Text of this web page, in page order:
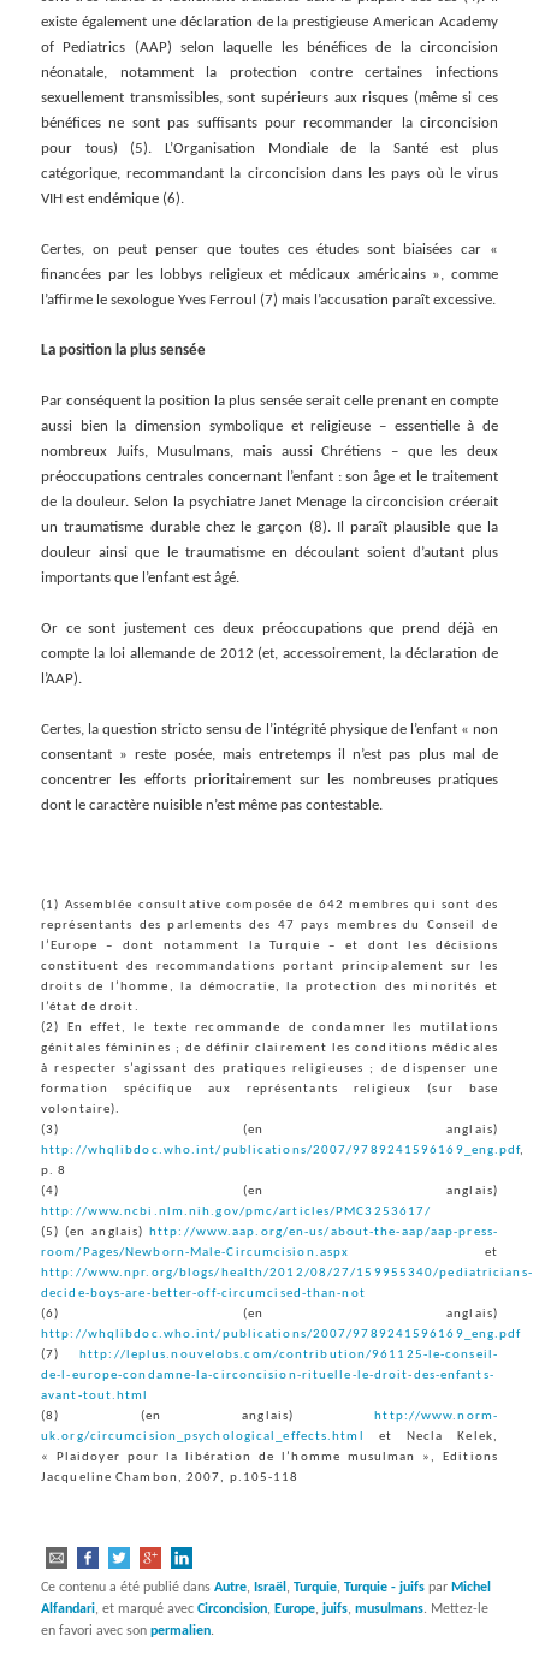
existe également une déclaration de la prestigieuse American Academy
of Pediatrics (AAP) selon laquelle les bénéfices de la circoncision
néonatale, notamment la protection contre certaines infections
sexuellement transmissibles, sont supérieurs aux risques (même si ces
bénéfices ne sont pas suffisants pour recommander la circoncision
pour tous) (5). L’Organisation Mondiale de la Santé est plus
catégorique, recommandant la circoncision dans les pays où le virus
VIH est endémique (6).
Certes, on peut penser que toutes ces études sont biaisées car «
financées par les lobbys religieux et médicaux américains », comme
l’affirme le sexologue Yves Ferroul (7) mais l’accusation paraît excessive.
La position la plus sensée
Par conséquent la position la plus sensée serait celle prenant en compte
aussi bien la dimension symbolique et religieuse – essentielle à de
nombreux Juifs, Musulmans, mais aussi Chrétiens – que les deux
préoccupations centrales concernant l’enfant : son âge et le traitement
de la douleur. Selon la psychiatre Janet Menage la circoncision créerait
un traumatisme durable chez le garçon (8). Il paraît plausible que la
douleur ainsi que le traumatisme en découlant soient d’autant plus
importants que l’enfant est âgé.
Or ce sont justement ces deux préoccupations que prend déjà en
compte la loi allemande de 2012 (et, accessoirement, la déclaration de
l’AAP).
Certes, la question stricto sensu de l’intégrité physique de l’enfant « non
consentant » reste posée, mais entretemps il n’est pas plus mal de
concentrer les efforts prioritairement sur les nombreuses pratiques
dont le caractère nuisible n’est même pas contestable.
(1) Assemblée consultative composée de 642 membres qui sont des
représentants des parlements des 47 pays membres du Conseil de
l’Europe – dont notamment la Turquie – et dont les décisions
constituent des recommandations portant principalement sur les
droits de l’homme, la démocratie, la protection des minorités et
l’état de droit.
(2) En effet, le texte recommande de condamner les mutilations
génitales féminines ; de définir clairement les conditions médicales
à respecter s’agissant des pratiques religieuses ; de dispenser une
formation spécifique aux représentants religieux (sur base
volontaire).
(3) (en anglais)
http://whqlibdoc.who.int/publications/2007/9789241596169_eng.pdf,
p. 8
(4) (en anglais)
http://www.ncbi.nlm.nih.gov/pmc/articles/PMC3253617/
(5) (en anglais) http://www.aap.org/en-us/about-the-aap/aap-press-
room/Pages/Newborn-Male-Circumcision.aspx
et
http://www.npr.org/blogs/health/2012/08/27/159955340/pediatricians-
decide-boys-are-better-off-circumcised-than-not
(6) (en anglais)
http://whqlibdoc.who.int/publications/2007/9789241596169_eng.pdf
(7) http://leplus.nouvelobs.com/contribution/961125-le-conseil-
de-l-europe-condamne-la-circoncision-rituelle-le-droit-des-enfants-
avant-tout.html
(8) (en anglais) http://www.norm-
uk.org/circumcision_psychological_effects.html
et Necla Kelek,
« Plaidoyer pour la libération de l’homme musulman », Editions
Jacqueline Chambon, 2007, p.105-118
Ce contenu a été publié dansAutre, Israël ,Turquie,Turquie - juifs par Michel
Alfandari, et marqué avecCirconcision, Europe,juifs,musulmans. Mettez-le
en favori avec sonpermalien.